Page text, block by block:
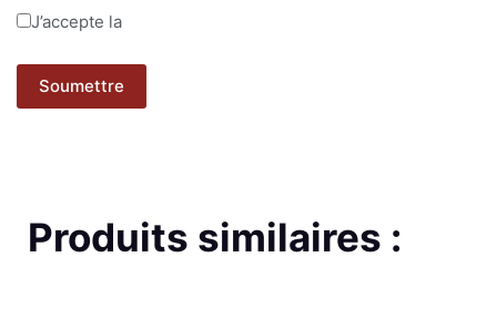
J’accepte la
Soumettre
Produits similaires :